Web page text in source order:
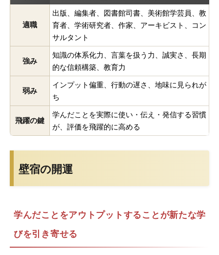
適職
出版、編集者、図書館司書、美術館学芸員、教
育者、学術研究者、作家、アーキビスト、コン
サルタント
強み
知識の体系化力、言葉を扱う力、誠実さ、長期
的な信頼構築、教育力
弱み
インプット偏重、行動の遅さ、地味に見られが
ち
飛躍の鍵
学んだことを実際に使い・伝え・発信する習慣
が、評価を飛躍的に高める
壁宿の開運
学んだことをアウトプットすることが新たな学
びを引き寄せる